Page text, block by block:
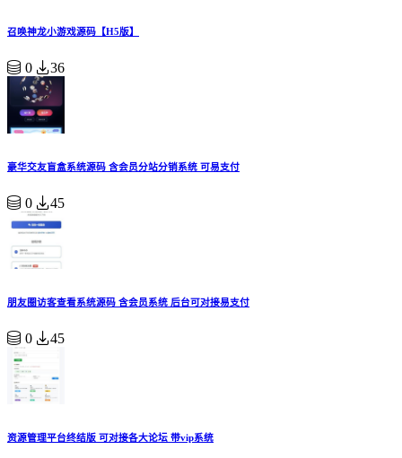
召唤神龙小游戏源码【H5版】
0 36
豪华交友盲盒系统源码 含会员分站分销系统 可易支付
0 45
朋友圈访客查看系统源码 含会员系统 后台可对接易支付
0 45
资源管理平台终结版 可对接各大论坛 带vip系统